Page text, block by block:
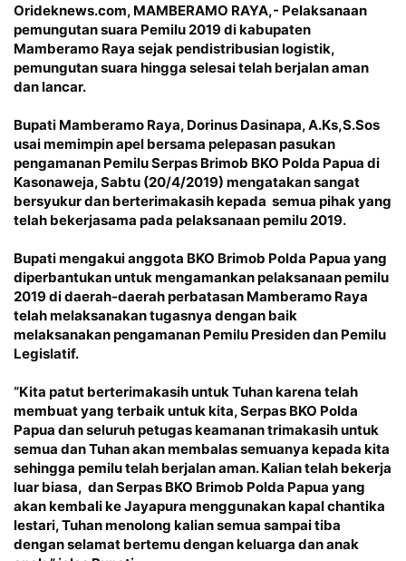
Orideknews.com, MAMBERAMO RAYA,- Pelaksanaan
pemungutan suara Pemilu 2019 di kabupaten
Mamberamo Raya sejak pendistribusian logistik,
pemungutan suara hingga selesai telah berjalan aman
dan lancar.
Bupati Mamberamo Raya, Dorinus Dasinapa, A.Ks,S.Sos
usai memimpin apel bersama pelepasan pasukan
pengamanan Pemilu Serpas Brimob BKO Polda Papua di
Kasonaweja, Sabtu (20/4/2019) mengatakan sangat
bersyukur dan berterimakasih kepada semua pihak yang
telah bekerjasama pada pelaksanaan pemilu 2019.
Bupati mengakui anggota BKO Brimob Polda Papua yang
diperbantukan untuk mengamankan pelaksanaan pemilu
2019 di daerah-daerah perbatasan Mamberamo Raya
telah melaksanakan tugasnya dengan baik
melaksanakan pengamanan Pemilu Presiden dan Pemilu
Legislatif.
“Kita patut berterimakasih untuk Tuhan karena telah
membuat yang terbaik untuk kita, Serpas BKO Polda
Papua dan seluruh petugas keamanan trimakasih untuk
semua dan Tuhan akan membalas semuanya kepada kita
sehingga pemilu telah berjalan aman. Kalian telah bekerja
luar biasa, dan Serpas BKO Brimob Polda Papua yang
akan kembali ke Jayapura menggunakan kapal chantika
lestari, Tuhan menolong kalian semua sampai tiba
dengan selamat bertemu dengan keluarga dan anak